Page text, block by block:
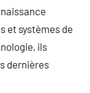
et systèmes de
ils
dernières